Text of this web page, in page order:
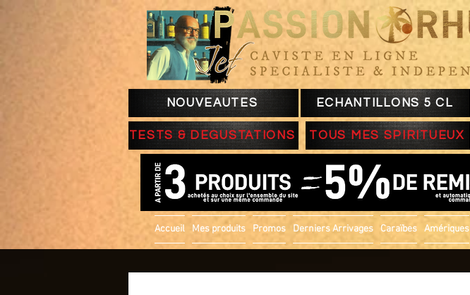
NOUVEAUTES ECHANTILLONS 5 CL
TESTS & DEGUSTATIONS TOUS MES SPIRITUEUX
Accueil Mes produits Promos Derniers Arrivages Caraïbes Amériques